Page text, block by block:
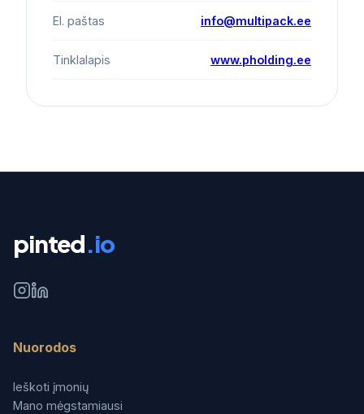
El. paštas info@multipack.ee
Tinklalapis www.pholding.ee
pinted.io
Nuorodos
Ieškoti įmonių
Mano mėgstamiausi